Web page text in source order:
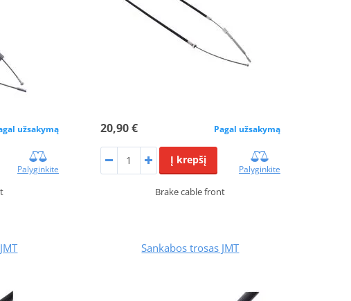
užsakymą
Palyginkite
20,90 € Pagal užsakymą
Į krepšį
Palyginkite
Brake cable front
Sankabos trosas JMT